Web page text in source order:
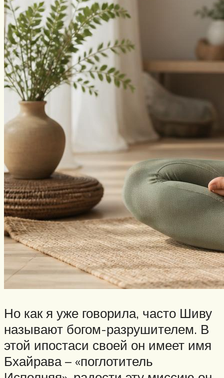
Но как я уже говорила, часто Шиву
называют богом-разрушителем. В
этой ипостаси своей он имеет имя
Бхайрава – «поглотитель